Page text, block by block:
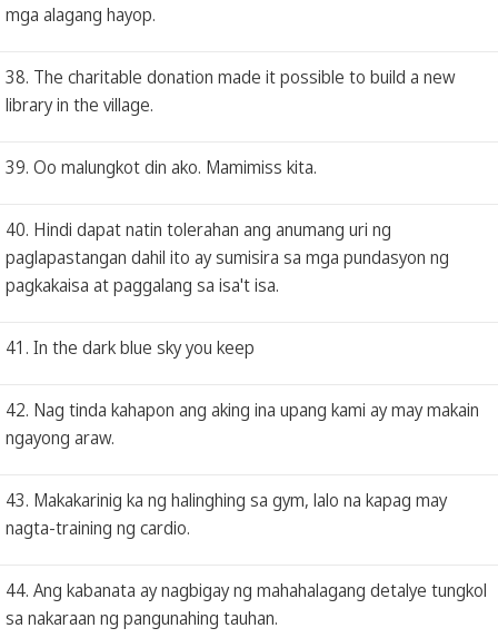
mga alagang hayop.
38. The charitable donation made it possible to build a new
library in the village.
39. Oo malungkot din ako. Mamimiss kita.
40. Hindi dapat natin tolerahan ang anumang uri ng
paglapastangan dahil ito ay sumisira sa mga pundasyon ng
pagkakaisa at paggalang sa isa't isa.
41. In the dark blue sky you keep
42. Nag tinda kahapon ang aking ina upang kami ay may makain
ngayong araw.
43. Makakarinig ka ng halinghing sa gym, lalo na kapag may
nagta-training ng cardio.
44. Ang kabanata ay nagbigay ng mahahalagang detalye tungkol
sa nakaraan ng pangunahing tauhan.